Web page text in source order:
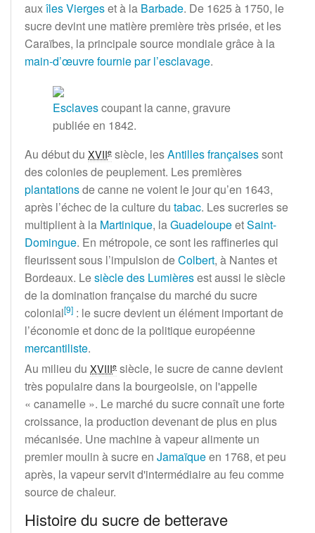
auxîles Viergeset à la Barbade. De 1625 à 1750, le
sucre devint une matière première très prisée, et les
Caraïbes, la principale source mondiale grâce à la
main-d’œuvre fournie par l’esclavage.
Esclavescoupant la canne, gravure
publiée en 1842.
Au début du XVIIe siècle, lesAntilles françaisessont
des colonies de peuplement. Les premières
plantationsde canne ne voient le jour qu’en 1643,
après l’échec de la culture du tabac. Les sucreries se
multiplient à la Martinique, laGuadeloupeetSaint-
Domingue. En métropole, ce sont les raffineries qui
fleurissent sous l’impulsion deColbert, à Nantes et
Bordeaux. Lesiècle des Lumièresest aussi le siècle
de la domination française du marché du sucre
colonial[9] : le sucre devient un élément important de
l’économie et donc de la politique européenne
mercantiliste.
Au milieu du XVIIIe siècle, le sucre de canne devient
très populaire dans la bourgeoisie, on l'appelle
« canamelle ». Le marché du sucre connaît une forte
croissance, la production devenant de plus en plus
mécanisée. Une machine à vapeur alimente un
premier moulin à sucre en Jamaïqueen 1768, et peu
après, la vapeur servit d'intermédiaire au feu comme
source de chaleur.
Histoire du sucre de betterave